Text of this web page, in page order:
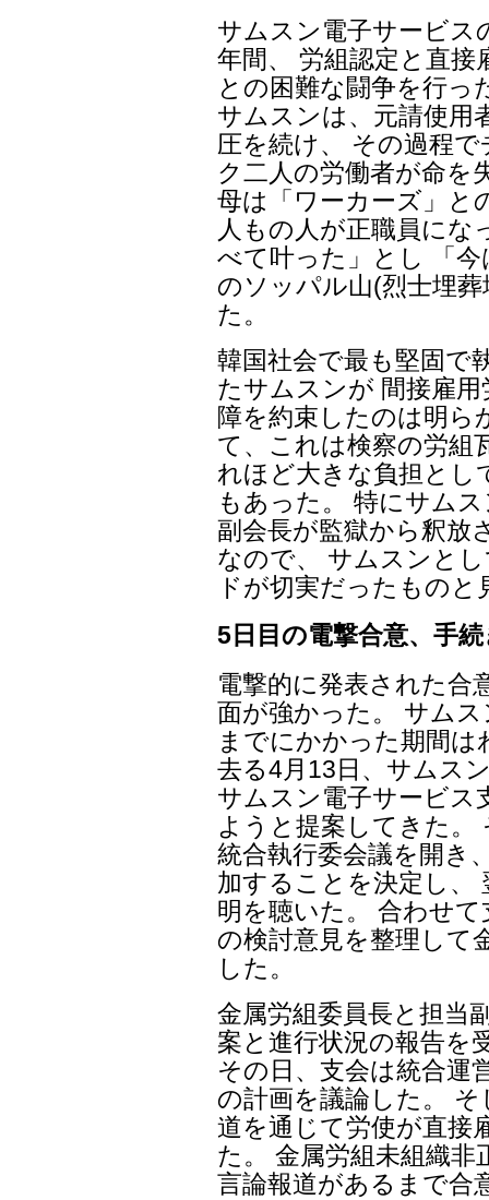
サムスン電子サービス
年間、 労組認定と直
との困難な闘争を行っ
サムスンは、元請使用
圧を続け、 その過程
ク二人の労働者が命を
母は「ワーカーズ」と
人もの人が正職員に
べて叶った」とし 「
のソッパル山(烈士埋
た。
韓国社会で最も堅固で
たサムスンが 間接雇
障を約束したのは明ら
て、これは検察の労組
れほど大きな負担とし
もあった。 特にサム
副会長が監獄から釈放
なので、 サムスンと
ドが切実だったものと
5日目の電撃合意、手
電撃的に発表された合
面が強かった。 サム
までにかかった期間
去る4月13日、サムス
サムスン電子サービス
ようと提案してきた。
統合執行委会議を開き
加することを決定し、
明を聴いた。 合わせ
の検討意見を整理して
した。
金属労組委員長と担当
案と進行状況の報告を
その日、支会は統合運
の計画を議論した。
道を通じて労使が直接
た。 金属労組未組織
言論報道があるまで合